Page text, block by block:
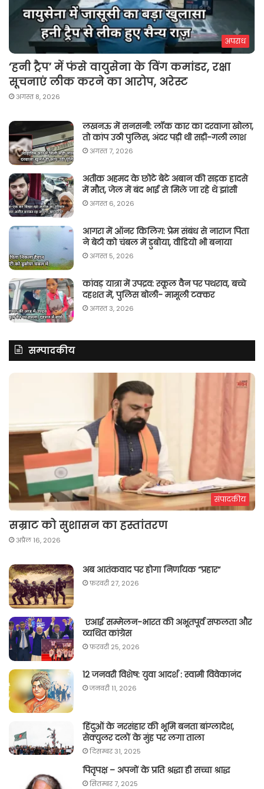
अपराध
‘हनी ट्रैप’ में फंसे वायुसेना के विंग कमांडर, रक्षा
सूचनाएं लीक करने का आरोप, अरेस्ट
अगस्त 8, 2026
लखनऊ में सनसनी: लॉक कार का दरवाजा खोला,
तो कांप उठी पुलिस, अंदर पड़ी थी सड़ी-गली लाश
अगस्त 7, 2026
अतीक अहमद के छोटे बेटे अबान की सड़क हादसे
में मौत, जेल में बंद भाई से मिले जा रहे थे झांसी
अगस्त 6, 2026
आगरा में ऑनर किलिग़: प्रेम संबंध से नाराज पिता
ने बेटी को चंबल में डुबोया, वीडियो भी बनाया
अगस्त 5, 2026
कांवड़ यात्रा में उपद्रव: स्कूल वैन पर पथराव, बच्चे
दहशत में, पुलिस बोली- मामूली टक्कर
अगस्त 3, 2026
सम्पादकीय
संपादकीय
सम्राट को सुशासन का हस्तांतरण
अप्रैल 16, 2026
अब आतंकवाद पर होगा निर्णायक “प्रहार“
फ़रवरी 27, 2026
एआई सम्मेलन-भारत की अभूतपूर्व सफलता और
व्यथित कांग्रेस
फ़रवरी 25, 2026
12 जनवरी विशेष: युवा आदर्श : स्वामी विवेकानंद
जनवरी 11, 2026
हिंदुओं के नरसंहार की भूमि बनता बांग्लादेश,
सेक्युलर दलों के मुंह पर लगा ताला
दिसम्बर 31, 2025
पितृपक्ष – अपनों के प्रति श्रद्धा ही सच्चा श्राद्ध
सितम्बर 7, 2025